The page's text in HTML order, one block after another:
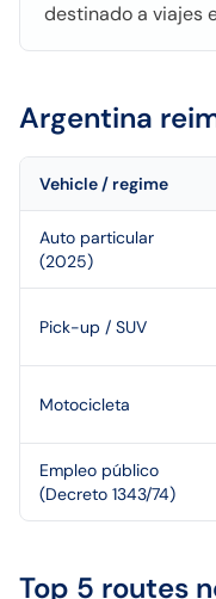
destinado a viajes
Argentina
Vehicle / regime
Auto particular
(2025)
Pick-up / SUV
Motocicleta
Empleo público
(Decreto 1343/74)
Top 5 routes